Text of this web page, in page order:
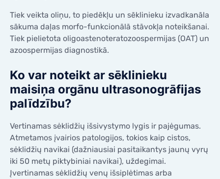
Tiek veikta oliņu, to piedēkļu un sēklinieku izvadkanāla
sākuma daļas morfo-funkcionālā stāvokļa noteikšanai.
Tiek pielietota oligoastenoteratozoospermijas (OAT) un
azoospermijas diagnostikā.
Ko var noteikt ar sēklinieku
maisiņa orgānu ultrasonogrāfijas
palīdzību?
Vertinamas sėklidžių išsivystymo lygis ir pajėgumas.
Atmetamos įvairios patologijos, tokios kaip cistos,
sėklidžių navikai (dažniausiai pasitaikantys jaunų vyrų
iki 50 metų piktybiniai navikai), uždegimai.
Įvertinamas sėklidžių venų išsiplėtimas arba